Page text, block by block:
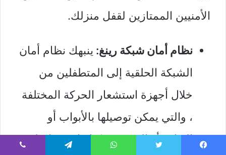
الأمنيين الممتازين لقفل منزلك.
نظام أمان شبكة رينغ: ينبهك نظام أمان
الشبكة الحلقية إلى المتطفلين من
خلال أجهزة استشعار الحركة المختلفة
، والتي يمكن توصيلها بالأبواب أو
النوافذ أو الغرف. يمكنك استخدام لوحة